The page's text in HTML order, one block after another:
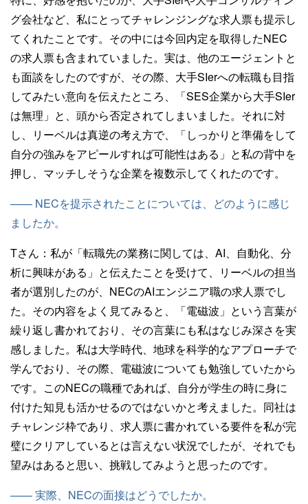
グ会社など、私にとってチャレンジングな求人票も提示し
てくれたことです。その中には今回内定を取得したNEC
の求人票も含まれていました。実は、他のエージェントと
も面談をしたのですが、その際、大手SIerへの転職も目指
してみたい意向を伝えたところ、「SES企業から大手SIer
は無理」と、頭から否定されてしまいました。それに対
し、リーベルは真逆の考え方で、「しっかりと準備をして
自分の強みをアピールすれば可能性はある」と私の背中を
押し、マッチしそうな企業を複数示してくれたのです。
—— NECを提示されたことについては、どのように感じ
ましたか。
Tさん： 私が「転職先の業務に関しては、AI、自動化、分
析に興味がある」と伝えたことを受けて、リーベルの担当
者が選別したのが、NECのAIエンジニア職の求人票でし
た。その内容をよく見てみると、「電磁波」という言葉が
繰り返し書かれており、その言葉にも私はなじみ深さを実
感しました。私は大学時代、地球を科学的なアプローチで
学んでおり、その際、電磁波についても勉強していたから
です。このNECの職種であれば、自分が学生の時に身に
付けた知見も活かせるのではないかと考えました。同社は
チャレンジ枠であり、求人票に書かれている要件を私が完
璧にクリアしているとは言えない状況でしたが、それでも
望みはあると思い、挑戦してみようと思ったのです。
—— 実際、NECの面接はどうでしたか。